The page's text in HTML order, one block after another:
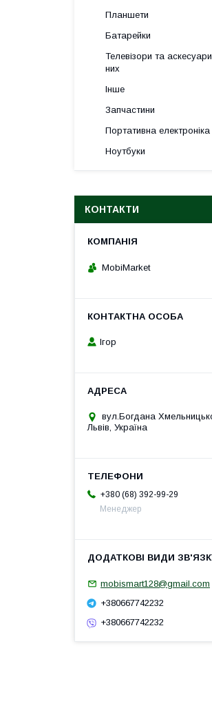
Планшети
Батарейки
Телевізори та
них
Інше
Запчастини
Портативна електроніка
Ноутбуки
КОНТАКТИ
MobiMarket
Ігор
вул.Богдана
Львів, Україна
+380 (68) 392-99-29
Менеджер
mobismart128@gmail.com
+380667742232
+380667742232